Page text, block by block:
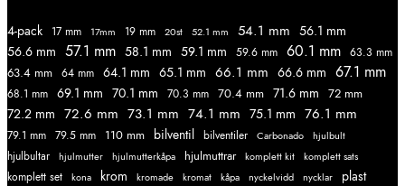
4-pack 17 mm 17mm 19 mm 20st 52.1 mm 54.1 mm 56.1 mm
56.6 mm 57.1 mm 58.1 mm 59.1 mm 59.6 mm 60.1 mm 63.3 mm
63.4 mm 64 mm 64.1 mm 65.1 mm 66.1 mm 66.6 mm 67.1 mm
68.1 mm 69.1 mm 70.1 mm 70.3 mm 70.4 mm 71.6 mm 72 mm
72.2 mm 72.6 mm 73.1 mm 74.1 mm 75.1 mm 76.1 mm
79.1 mm 79.5 mm 110 mm bilventil bilventiler Carbonado hjulbult
hjulbultar hjulmutter hjulmutterkåpa hjulmuttrar komplett kit komplett sats
komplett set kona krom kromade kromat kåpa nyckelvidd nycklar
plast